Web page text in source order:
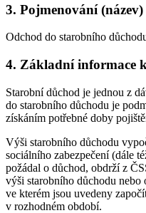
3. Pojmenování
Odchod do starobního
4. Základní informace
Starobní důchod je jednou z
do starobního důchodu je
získáním potřebné doby
Výši starobního důchodu
sociálního zabezpečení (dále
požádal o důchod, obdrží z
výši starobního důchodu
ve kterém jsou uvedeny
v rozhodném období.